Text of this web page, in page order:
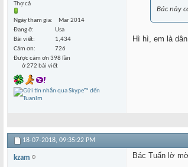
Thợ cả
Ngày tham gia
Mar 2014
Đang ở
Usa
Bài viết
1,434
Cám ơn
726
Được cám ơn 398 lần
ở 272 bài viết
Bác này
Hì hì, em là
18-07-2018, 09:35:22 PM
kzam Bác Tuấn lờ